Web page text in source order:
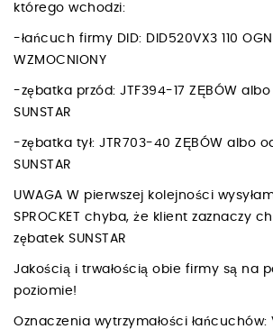
którego wchodzi:
-łańcuch firmy DID: DID520VX3 110
WZMOCNIONY
-zębatka przód: JTF394-17 ZĘBÓW
SUNSTAR
-zębatka tył: JTR703-40 ZĘBÓW albo
SUNSTAR
UWAGA W pierwszej kolejności
SPROCKET chyba, że klient zaznaczy
zębatek SUNSTAR
Jakością i trwałością obie firmy są na
poziomie!
Oznaczenia wytrzymałości łańcuchów: